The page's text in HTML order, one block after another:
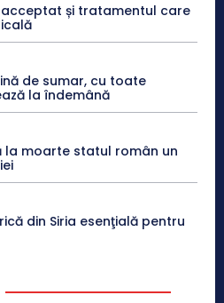
și tratamentul care
de sumar, cu toate
la îndemână
moarte statul român un
din Siria esenţială pentru